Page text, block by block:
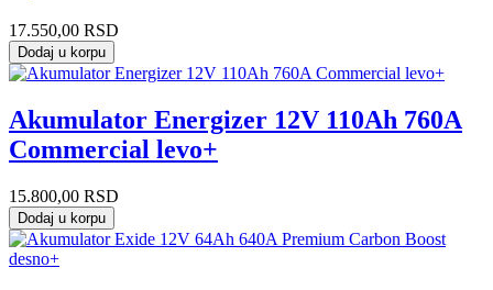
17.550,00 RSD
Dodaj u korpu
Akumulator Energizer 12V 110Ah 760A
Commercial levo+
15.800,00 RSD
Dodaj u korpu